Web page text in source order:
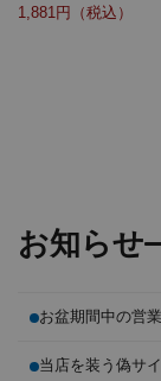
1,881
お知らせ
お盆期間中の営
当店を装う偽サ